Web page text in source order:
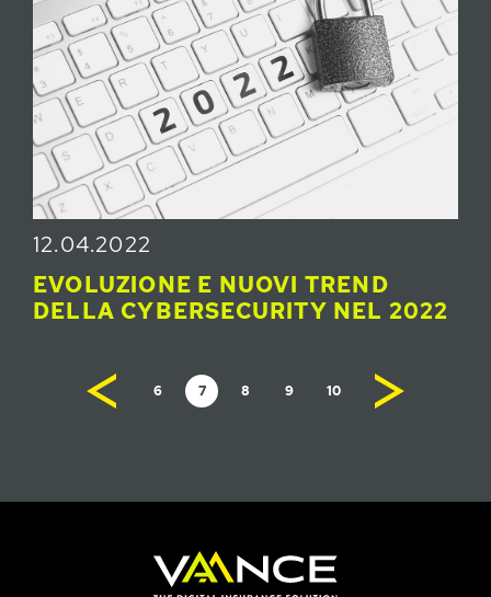
12.04.2022
EVOLUZIONE E NUOVI TREND
DELLA CYBERSECURITY NEL 2022
6 7 8 9 10